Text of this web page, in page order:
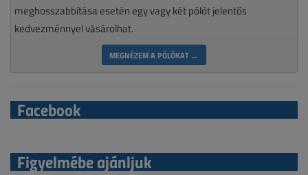
meghosszabbítása esetén egy vagy két pólót jelentős
kedvezménnyel vásárolhat.
MEGNÉZEM A PÓLÓKAT →
Facebook
Figyelmébe ajánljuk